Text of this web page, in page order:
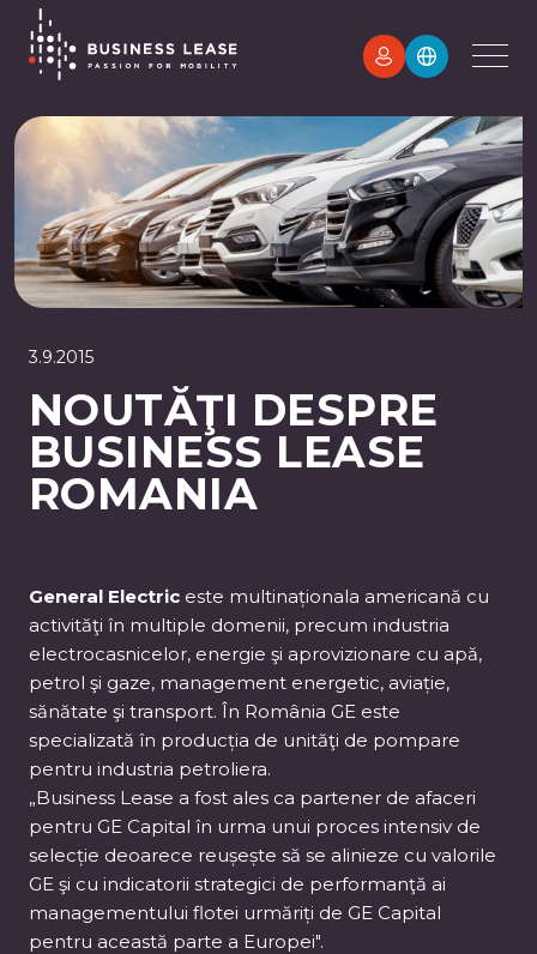
3.9.2015
NOUTĂŢI DESPRE
BUSINESS LEASE
ROMANIA
General Electric este multinaționala americană cu
activităţi în multiple domenii, precum industria
electrocasnicelor, energie şi aprovizionare cu apă,
petrol şi gaze, management energetic, aviație,
sănătate şi transport. În România GE este
specializată în producția de unităţi de pompare
pentru industria petroliera.
„Business Lease a fost ales ca partener de afaceri
pentru GE Capital în urma unui proces intensiv de
selecție deoarece reușește să se alinieze cu valorile
GE şi cu indicatorii strategici de performanţă ai
managementului flotei urmăriți de GE Capital
pentru această parte a Europei".